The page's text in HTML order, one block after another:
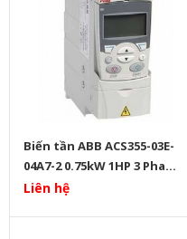
Biến tần ABB ACS355-03E-
04A7-2 0.75kW 1HP 3 Pha
220V
Liên hệ